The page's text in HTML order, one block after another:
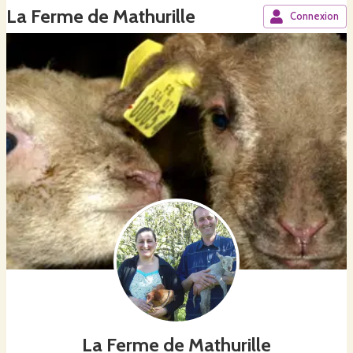
La Ferme de Mathurille Connexion
La Ferme de Mathurille